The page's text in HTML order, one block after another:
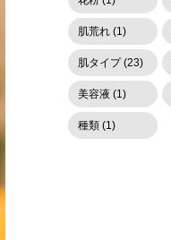
肌荒れ (1)
肌タイプ (23)
美容液 (1)
種類 (1)